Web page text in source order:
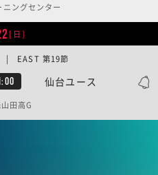
ニングセンター
[日]
仙台ユース
| EAST 第19節
田高G